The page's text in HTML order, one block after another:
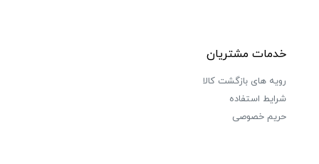
خدمات مشتریان
رویه های بازگشت کالا
شرایط استفاده
حریم خصوصی